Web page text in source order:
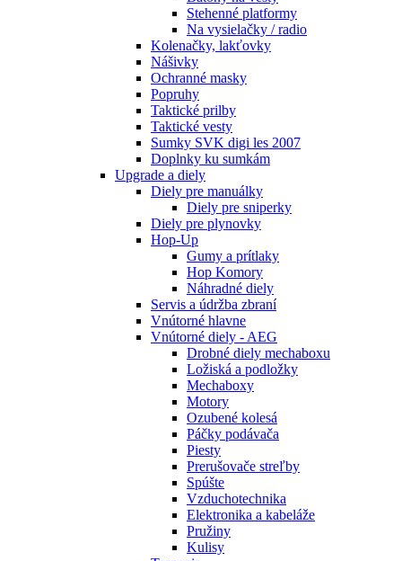
Stehenné platformy
Na vysielačky / radio
Kolenačky, lakťovky
Nášivky
Ochranné masky
Popruhy
Taktické prilby
Taktické vesty
Sumky SVK digi les 2007
Doplnky ku sumkám
Upgrade a diely
Diely pre manuálky
Diely pre sniperky
Diely pre plynovky
Hop-Up
Gumy a prítlaky
Hop Komory
Náhradné diely
Servis a údržba zbraní
Vnútorné hlavne
Vnútorné diely - AEG
Drobné diely mechaboxu
Ložiská a podložky
Mechaboxy
Motory
Ozubené kolesá
Páčky podávača
Piesty
Prerušovače streľby
Spúšte
Vzduchotechnika
Elektronika a kabeláže
Pružiny
Kulisy